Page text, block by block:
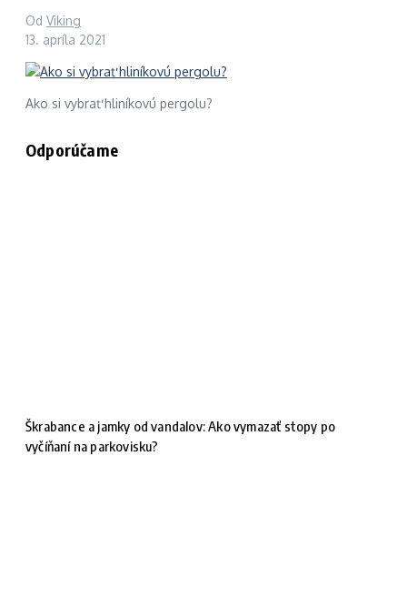
Od Viking
13. apríla 2021
Ako si vybrať hliníkovú pergolu?
Odporúčame
Škrabance a jamky od vandalov: Ako vymazať stopy po
vyčíňaní na parkovisku?